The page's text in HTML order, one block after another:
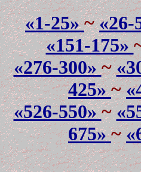
«1-25»~
«151-175»
«276-300»~
425»~
«526-550»~
675»~